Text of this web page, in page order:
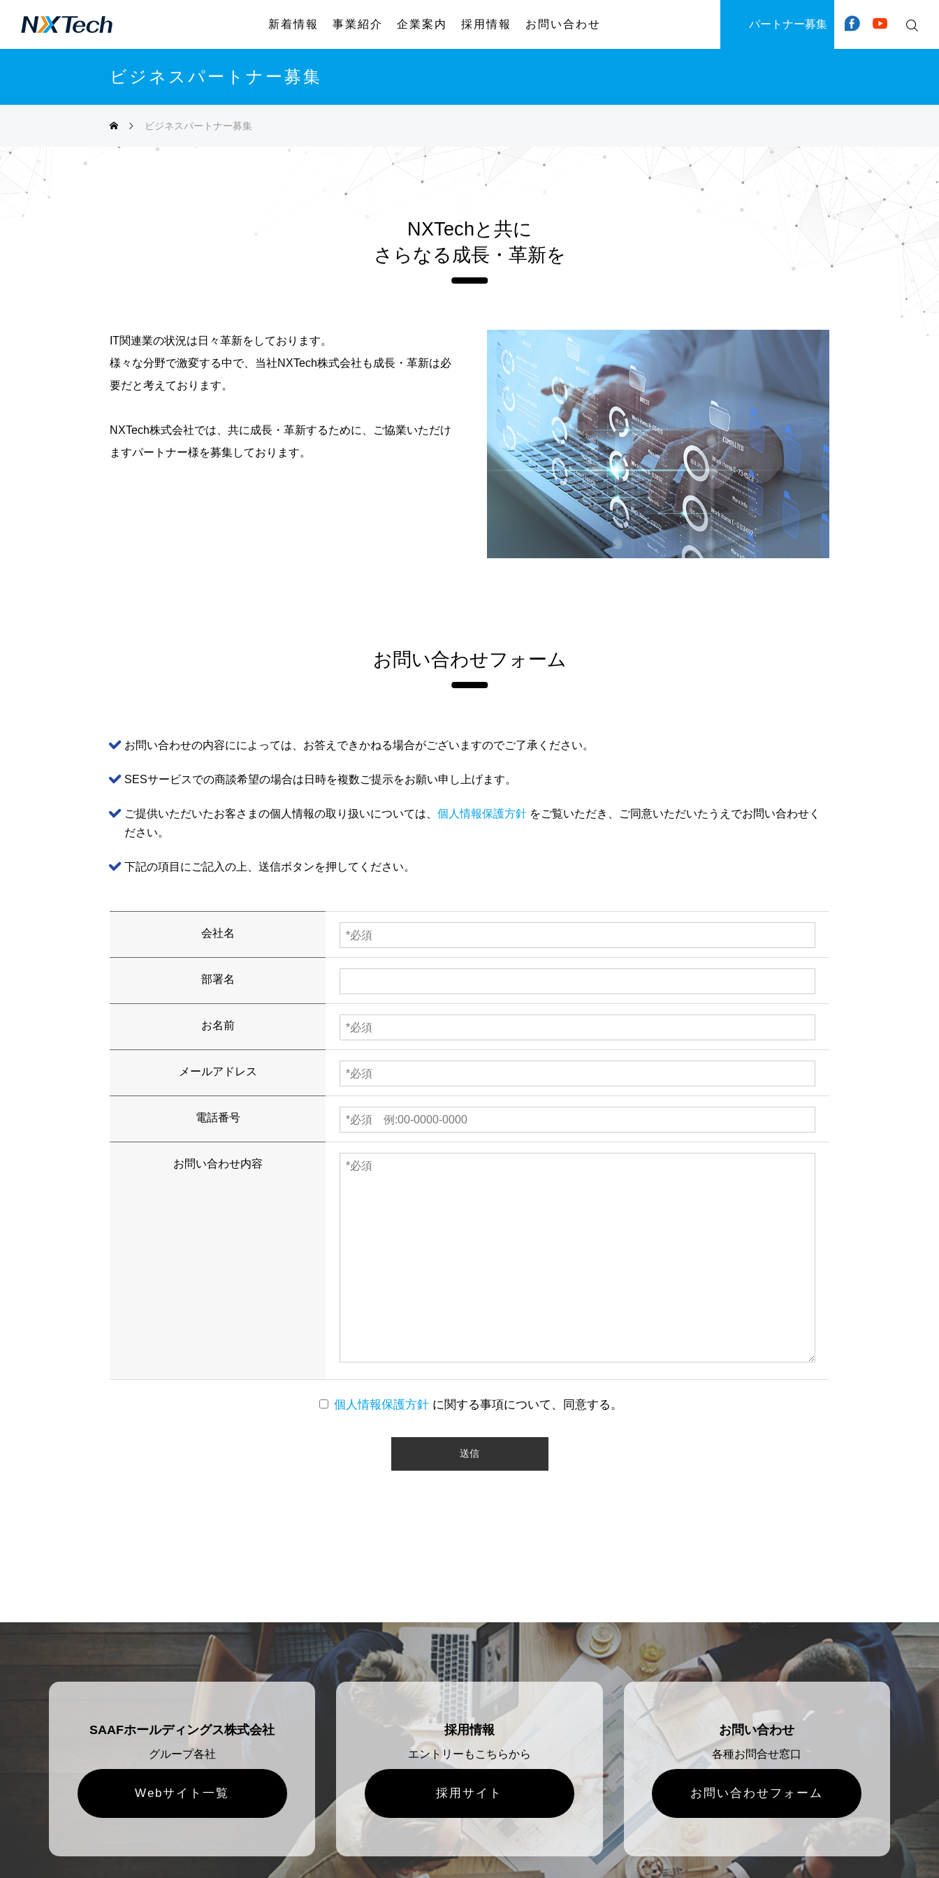
新着情報 事業紹介 企業案内 採用情報 お問い合わせ パートナー募集
ビジネスパートナー募集
ビジネスパートナー募集
NXTechと共に
さらなる成長・革新を
IT関連業の状況は日々革新をしております。
様々な分野で激変する中で、当社NXTech株式会社も成長・革新は必
要だと考えております。
NXTech株式会社では、共に成長・革新するために、ご協業いただけ
ますパートナー様を募集しております。
お問い合わせフォーム
お問い合わせの内容にによっては、お答えできかねる場合がございますのでご了承ください。
SESサービスでの商談希望の場合は日時を複数ご提示をお願い申し上げます。
ご提供いただいたお客さまの個人情報の取り扱いについては、 個人情報保護方針 をご覧いただき、ご同意いただいたうえでお問い合わせく
ださい。
下記の項目にご記入の上、送信ボタンを押してください。
会社名
部署名
お名前
メールアドレス
電話番号
お問い合わせ内容
個人情報保護方針 に関する事項について、同意する。
SAAFホールディングス株式会社
グループ各社
Webサイト一覧
採用情報
エントリーもこちらから
採用サイト
お問い合わせ
各種お問合せ窓口
お問い合わせフォーム